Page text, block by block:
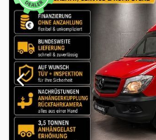
låsing, skyvedør, tåkelys